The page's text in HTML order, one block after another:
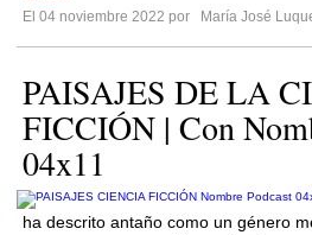
El 04 noviembre 2022 por
María José
PAISAJES DE LA
FICCIÓN | Con
04x11
ha descrito antaño como un género